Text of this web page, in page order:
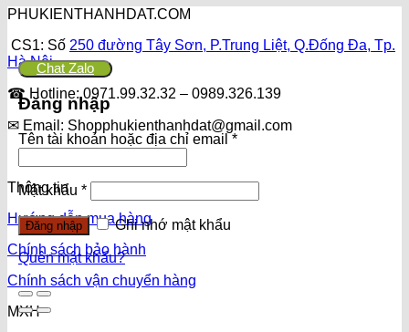
PHUKIENTHANHDAT.COM
CS1: Số 250 đường Tây Sơn, P.Trung Liệt, Q.Đống Đa, Tp.
Hà Nội
☎ Hotline: 0971.99.32.32 – 0989.326.139
✉ Email: Shopphukienthanhdat@gmail.com
Thông tin
Hướng dẫn mua hàng
Chính sách bảo hành
Chính sách vận chuyển hàng
MXH
Chat Zalo
Đăng nhập
Tên tài khoản hoặc địa chỉ email *
Mật khẩu *
Đăng nhập Ghi nhớ mật khẩu
Quên mật khẩu?